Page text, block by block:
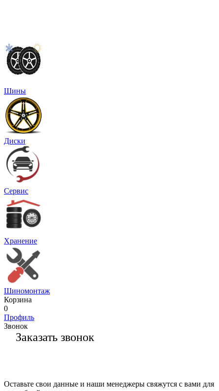
Шины
Диски
Сервис
Хранение
Шиномонтаж
Корзина
0
Профиль
Звонок
Заказать звонок
Оставьте свои данные и наши менеджеры свяжутся с вами для